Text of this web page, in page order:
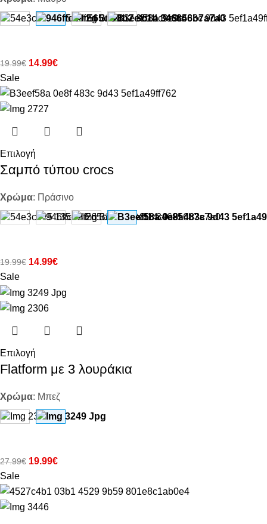
19.99€ 14.99€
Sale
Επιλογή
Σαμπό τύπου crocs
Χρώμα: Πράσινο
19.99€ 14.99€
Sale
Επιλογή
Flatform με 3 λουράκια
Χρώμα: Μπεζ
27.99€ 19.99€
Sale